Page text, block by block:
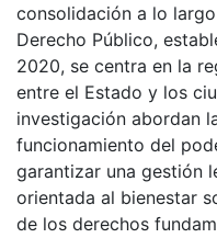
consolidación a lo
Derecho Público,
2020, se centra en la
entre el Estado y los
investigación abordan
funcionamiento del
garantizar una gestión
orientada al bienestar
de los derechos